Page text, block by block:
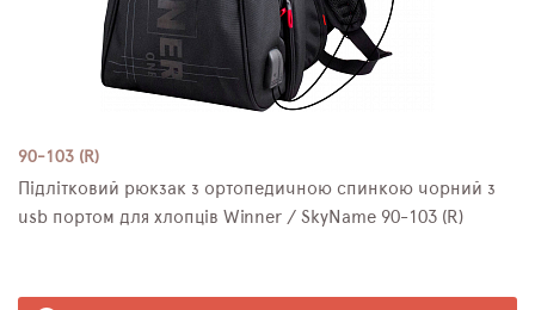
90-103 (R)
Підлітковий рюкзак з ортопедичною спинкою чорний з
usb портом для хлопців Winner / SkyName 90-103 (R)